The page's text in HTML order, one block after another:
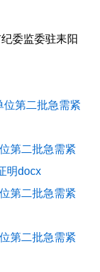
委监委驻耒阳
位第二批急需紧
第二批急需紧
明docx
第二批急需紧
第二批急需紧